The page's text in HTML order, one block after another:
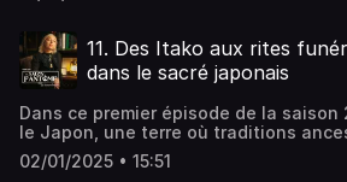
d'informations.
se mêle aux mystères ésotériques
d’un royaume.Écriture et narration par
Lakdar.Réalisation par Willy
par Audiomeans. Visitez
confidentialite pour plus
11. Des Itako aux rites
dans le sacré japonais
Dans ce premier épisode de la
le Japon, une terre où traditions
spirituelles s’entrelacent. Découvrez
funéraires fascinants, où les familles
02/01/2025 • 15:51